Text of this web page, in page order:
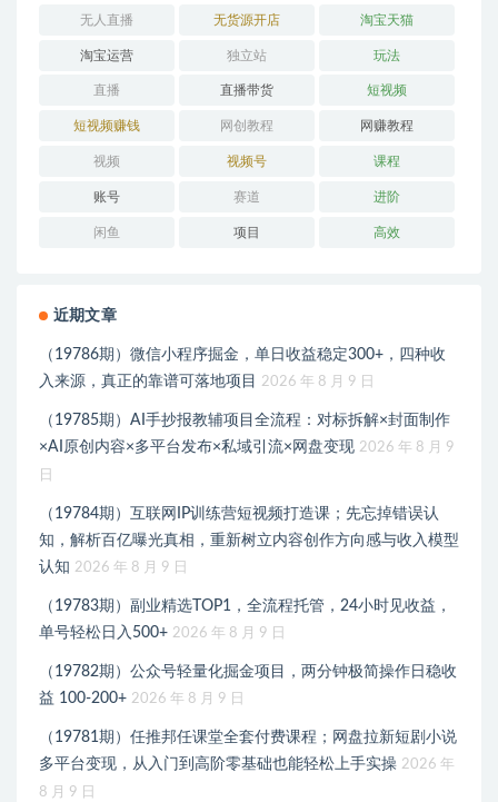
无人直播 无货源开店 淘宝天猫
淘宝运营 独立站 玩法
直播 直播带货 短视频
短视频赚钱 网创教程 网赚教程
视频 视频号 课程
账号 赛道 进阶
闲鱼 项目 高效
近期文章
（19786期）微信小程序掘金，单日收益稳定300+，四种收
入来源，真正的靠谱可落地项目
2026 年 8 月 9 日
（19785期）AI手抄报教辅项目全流程：对标拆解×封面制作
×AI原创内容×多平台发布×私域引流×网盘变现 2026 年 8 月 9
日
（19784期）互联网IP训练营短视频打造课；先忘掉错误认
知，解析百亿曝光真相，重新树立内容创作方向感与收入模型
认知 2026 年 8 月 9 日
（19783期）副业精选TOP1，全流程托管，24小时见收益，
单号轻松日入500+ 2026 年 8 月 9 日
（19782期）公众号轻量化掘金项目，两分钟极简操作日稳收
益 100-200+ 2026 年 8 月 9 日
（19781期）任推邦任课堂全套付费课程；网盘拉新短剧小说
多平台变现，从入门到高阶零基础也能轻松上手实操 2026 年
8 月 9 日